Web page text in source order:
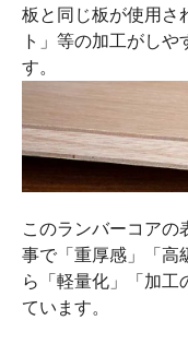
板と同じ板が使用さ
ト」等の加工がし
す。
このランバーコアの
事で「重厚感」「高
ら「軽量化」「加工
ています。